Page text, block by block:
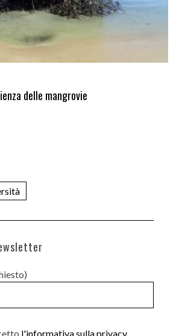
delle mangrovie
l'informativa sulla privacy